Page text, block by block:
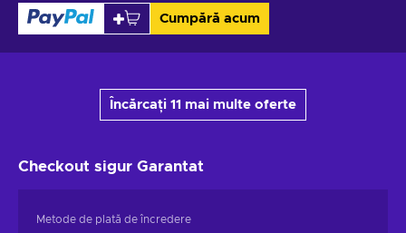
Cumpără acum
Încărcați 11 mai multe oferte
Checkout sigur Garantat
Metode de plată de încredere